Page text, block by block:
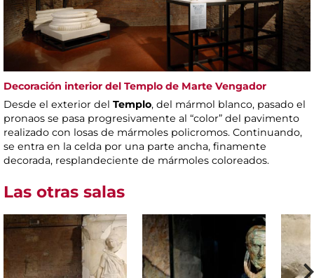
Decoración interior del Templo de Marte Vengador
Desde el exterior del Templo, del mármol blanco, pasado el
pronaos se pasa progresivamente al “color” del pavimento
realizado con losas de mármoles policromos. Continuando,
se entra en la celda por una parte ancha, finamente
decorada, resplandeciente de mármoles coloreados.
Las otras salas